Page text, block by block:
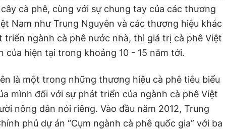
cà phê, cùng với sự chung tay của các thương
Nam như Trung Nguyên và các thương hiệu khác
triển ngành cà phê nước nhà, thì giá trị cà phê Việt
của hiện tại trong khoảng 10 - 15 năm tới.
là một trong những thương hiệu cà phê tiêu biểu
mình đối với sự phát triển của ngành cà phê Việt
nông dân nói riêng. Vào đầu năm 2012, Trung
phủ dự án “Cụm ngành cà phê quốc gia” với ba